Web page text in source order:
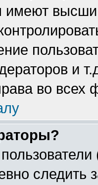
имеют
и
во всех
следить